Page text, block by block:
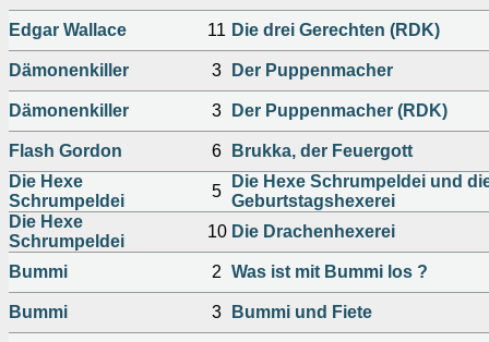
Edgar Wallace 11 Die drei Gerechten (RDK)
Dämonenkiller 3 Der Puppenmacher
Dämonenkiller 3 Der Puppenmacher (RDK)
Flash Gordon 6
Brukka, der Feuergott
Die Hexe
Schrumpeldei
5
Die Hexe Schrumpeldei und
Geburtstagshexerei
Die Hexe
Schrumpeldei
10 Die Drachenhexerei
Bummi 2 Was ist mit Bummi los ?
Bummi 3 Bummi und Fiete